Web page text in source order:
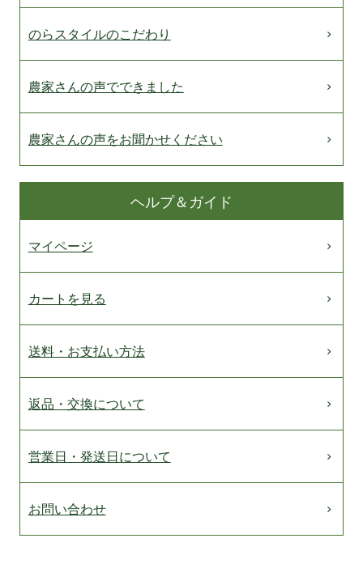
のらスタイルのこだわり
農家さんの声でできました
農家さんの声をお聞かせください
ヘルプ＆ガイド
マイページ
カートを見る
送料・お支払い方法
返品・交換について
営業日・発送日について
お問い合わせ